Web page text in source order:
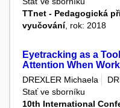
TTnet - Pedagogická
vyučování, rok: 2018
Eyetracking as a
Attention When
DREXLER Michaela
Stať ve sborníku
10th International